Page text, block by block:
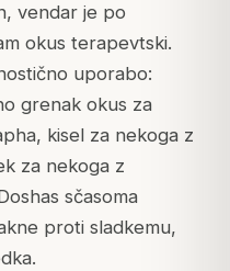
vendar je po
okus terapevtski.
uporabo:
grenak okus za
kisel za nekoga z
za nekoga z
sčasoma
proti sladkemu,